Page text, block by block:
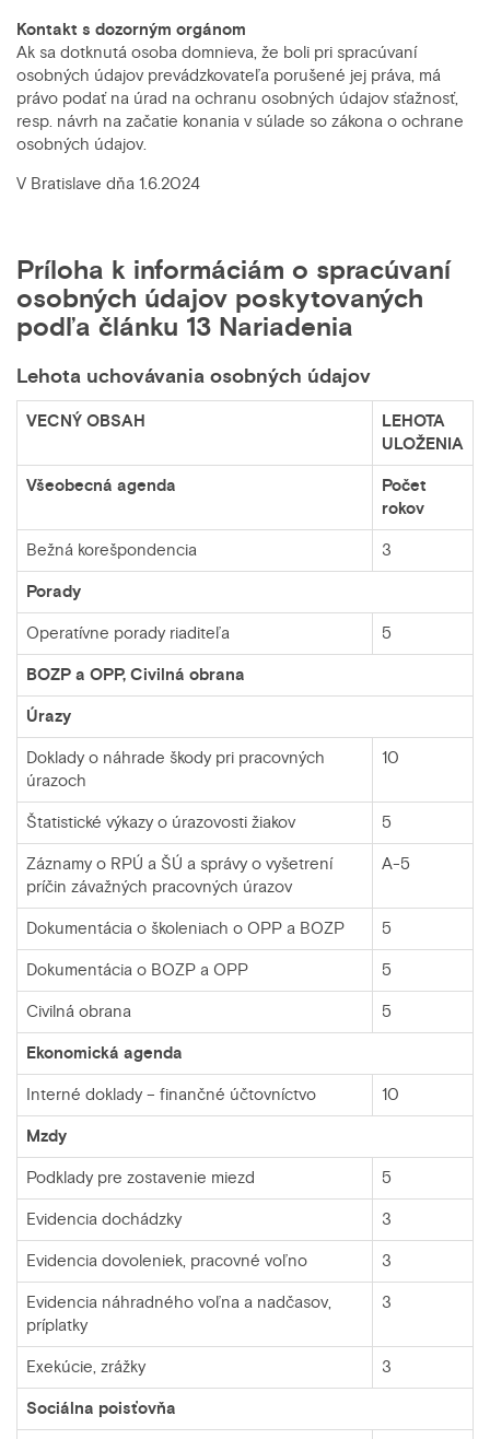
Kontakt s dozorným orgánom
Ak sa dotknutá osoba domnieva, že boli pri spracúvaní
osobných údajov prevádzkovateľa porušené jej práva, má
právo podať na úrad na ochranu osobných údajov sťažnosť,
resp. návrh na začatie konania v súlade so zákona o ochrane
osobných údajov.
V Bratislave dňa 1.6.2024
Príloha k informáciám o spracúvaní
osobných údajov poskytovaných
podľa článku 13 Nariadenia
Lehota uchovávania osobných údajov
VECNÝ OBSAH
LEHOTA
ULOŽENIA
Všeobecná agenda
Počet
rokov
Bežná korešpondencia
3
Porady
Operatívne porady riaditeľa
5
BOZP a OPP, Civilná obrana
Úrazy
Doklady o náhrade škody pri pracovných
úrazoch
10
Štatistické výkazy o úrazovosti žiakov
5
Záznamy o RPÚ a ŠÚ a správy o vyšetrení
príčin závažných pracovných úrazov
A-5
Dokumentácia o školeniach o OPP a BOZP
5
Dokumentácia o BOZP a OPP
5
Civilná obrana
5
Ekonomická agenda
Interné doklady – finančné účtovníctvo
10
Mzdy
Podklady pre zostavenie miezd
5
Evidencia dochádzky
3
Evidencia dovoleniek, pracovné voľno
3
Evidencia náhradného voľna a nadčasov,
príplatky
3
Exekúcie, zrážky
3
Sociálna poisťovňa